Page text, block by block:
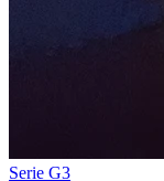
Serie G3